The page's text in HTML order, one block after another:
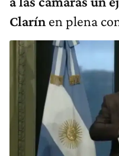
Clarín en plena